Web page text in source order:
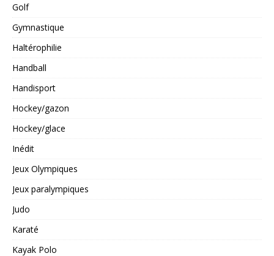
Golf
Gymnastique
Haltérophilie
Handball
Handisport
Hockey/gazon
Hockey/glace
Inédit
Jeux Olympiques
Jeux paralympiques
Judo
Karaté
Kayak Polo